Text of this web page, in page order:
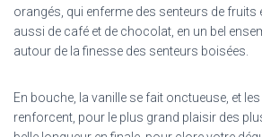
orangés, qui enferme des senteurs de fruits
aussi de café et de chocolat, en un bel
autour de la finesse des senteurs boisées.
En bouche, la vanille se fait onctueuse, et
renforcent, pour le plus grand plaisir des